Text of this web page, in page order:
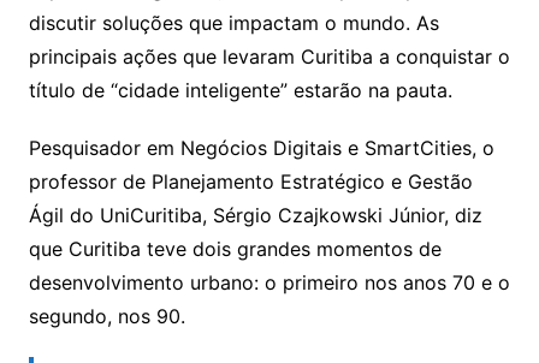
discutir soluções que impactam o mundo. As
principais ações que levaram Curitiba a conquistar o
título de “cidade inteligente” estarão na pauta.
Pesquisador em Negócios Digitais e SmartCities, o
professor de Planejamento Estratégico e Gestão
Ágil do UniCuritiba, Sérgio Czajkowski Júnior, diz
que Curitiba teve dois grandes momentos de
desenvolvimento urbano: o primeiro nos anos 70 e o
segundo, nos 90.